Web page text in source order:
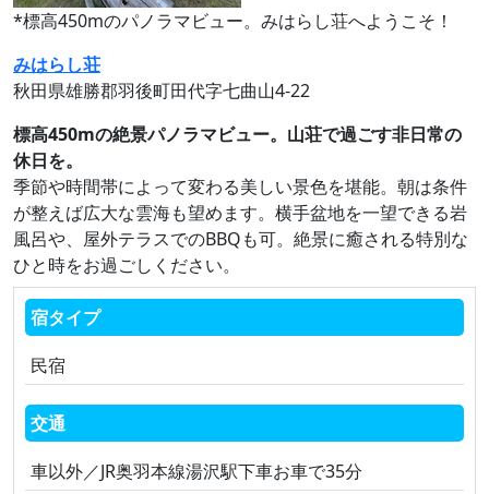
*標高450mのパノラマビュー。みはらし荘へようこそ！
みはらし荘
秋田県雄勝郡羽後町田代字七曲山4‐22
標高450mの絶景パノラマビュー。山荘で過ごす非日常の
休日を。
季節や時間帯によって変わる美しい景色を堪能。朝は条件
が整えば広大な雲海も望めます。横手盆地を一望できる岩
風呂や、屋外テラスでのBBQも可。絶景に癒される特別な
ひと時をお過ごしください。
宿タイプ
民宿
交通
車以外／JR奥羽本線湯沢駅下車お車で35分